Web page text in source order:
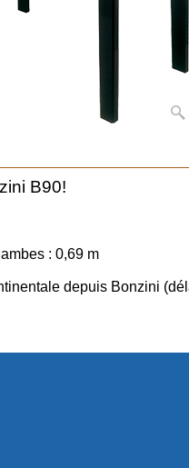
B90!
: 0,69 m
depuis Bonzini